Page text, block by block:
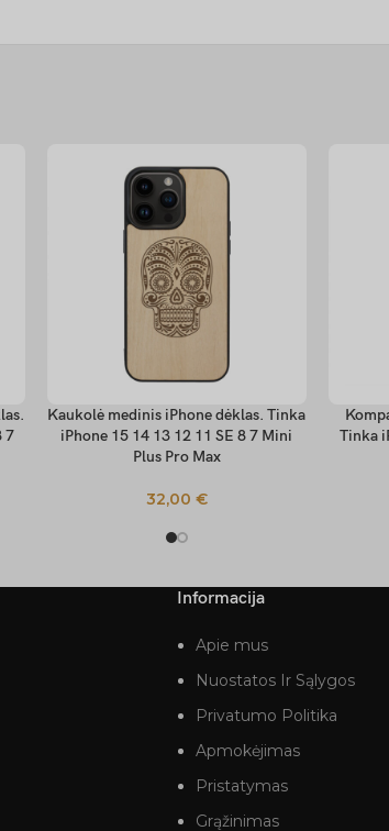
7
PASIRINKTI SAVYBES
Kaukolė medinis iPhone dėklas. Tinka
iPhone 15 14 13 12 11 SE 8 7 Mini
Plus Pro Max
32,00 €
Tinka
Informacija
Apie mus
Nuostatos Ir Sąlygos
Privatumo Politika
Apmokėjimas
Pristatymas
Grąžinimas